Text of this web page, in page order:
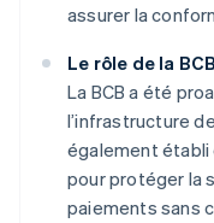
assurer la
Le rôle de la BCB
La BCB a été
l’infrastructure
également
pour protéger la
paiements sans